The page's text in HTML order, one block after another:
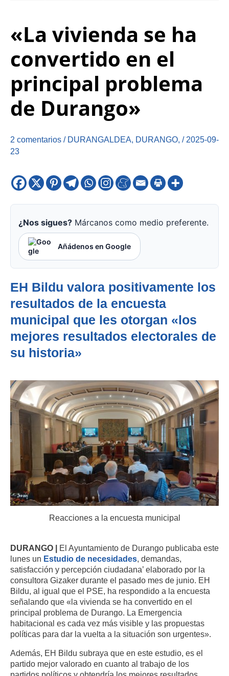
«La vivienda se ha
convertido en el
principal problema
de Durango»
2 comentarios / DURANGALDEA, DURANGO, / 2025-09-
23
¿Nos sigues? Márcanos como medio preferente.
Añádenos en Google
EH Bildu valora positivamente los
resultados de la encuesta
municipal que les otorgan «los
mejores resultados electorales de
su historia»
Reacciones a la encuesta municipal
DURANGO | El Ayuntamiento de Durango publicaba este
lunes un Estudio de necesidades, demandas,
satisfacción y percepción ciudadana’ elaborado por la
consultora Gizaker durante el pasado mes de junio. EH
Bildu, al igual que el PSE, ha respondido a la encuesta
señalando que «la vivienda se ha convertido en el
principal problema de Durango. La Emergencia
habitacional es cada vez más visible y las propuestas
políticas para dar la vuelta a la situación son urgentes».
Además, EH Bildu subraya que en este estudio, es el
partido mejor valorado en cuanto al trabajo de los